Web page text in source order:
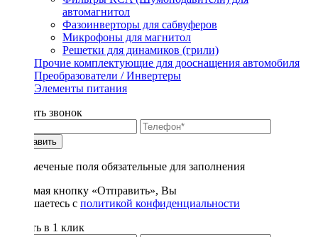
автомагнитол
Фазоинверторы для сабвуферов
Микрофоны для магнитол
Решетки для динамиков (грили)
Прочие комплектующие для дооснащения автомобиля
Преобразователи / Инвертеры
Элементы питания
Заказать звонок
Отправить
* - отмеченые поля обязательные для заполнения
Нажимая кнопку «Отправить», Вы
соглашаетесь с политикой конфиденциальности
Купить в 1 клик